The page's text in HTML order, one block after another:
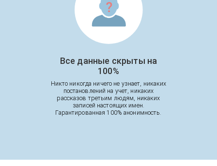
Все данные скрыты на
100%
Никто никогда ничего не узнает, никаких
постановлений на учет, никаких
рассказов третьим людям, никаких
записей настоящих имен.
Гарантированная 100% анонимность.